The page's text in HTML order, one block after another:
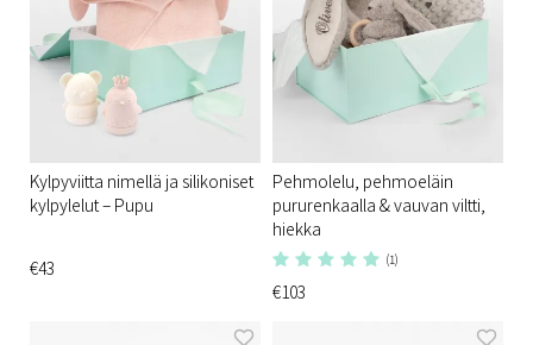
Kylpyviitta nimellä ja silikoniset
kylpylelut – Pupu
€43
Pehmolelu, pehmoeläin
pururenkaalla & vauvan viltti,
hiekka
(1)
€103